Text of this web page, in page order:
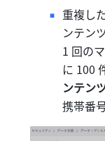
重複し
ンテン
1 回の
に 100
ンテン
携帯番